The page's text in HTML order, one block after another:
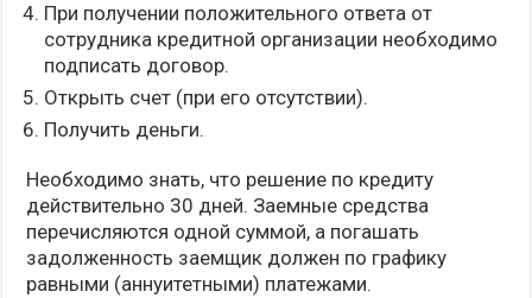
При получении положительного ответа от
сотрудника кредитной организации необходимо
подписать договор.
Открыть счет (при его отсутствии).
Получить деньги.
Необходимо знать, что решение по кредиту
действительно 30 дней. Заемные средства
перечисляются одной суммой, а погашать
задолженность заемщик должен по графику
равными (аннуитетными) платежами.